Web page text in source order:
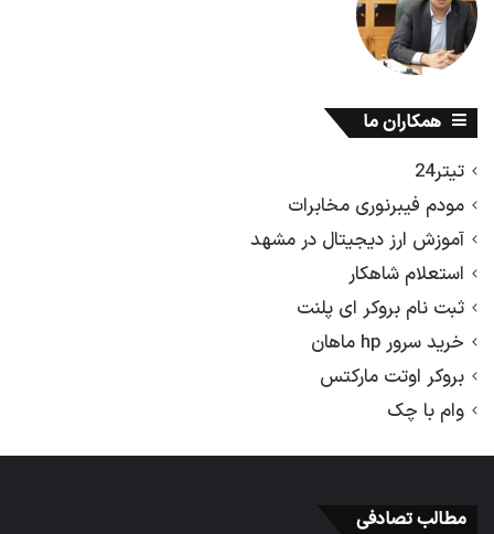
همکاران ما
تیتر24
مودم فیبرنوری مخابرات
آموزش ارز دیجیتال در مشهد
استعلام شاهکار
ثبت نام بروکر ای پلنت
خرید سرور hp ماهان
بروکر اوتت مارکتس
وام با چک
مطالب تصادفی